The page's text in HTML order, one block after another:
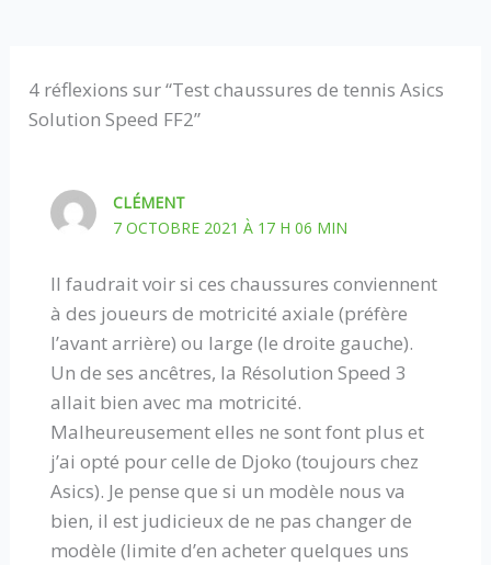
4 réflexions sur “Test chaussures de tennis Asics
Solution Speed FF2”
CLÉMENT
7 OCTOBRE 2021 À 17 H 06 MIN
Il faudrait voir si ces chaussures conviennent
à des joueurs de motricité axiale (préfère
l’avant arrière) ou large (le droite gauche).
Un de ses ancêtres, la Résolution Speed 3
allait bien avec ma motricité.
Malheureusement elles ne sont font plus et
j’ai opté pour celle de Djoko (toujours chez
Asics). Je pense que si un modèle nous va
bien, il est judicieux de ne pas changer de
modèle (limite d’en acheter quelques uns